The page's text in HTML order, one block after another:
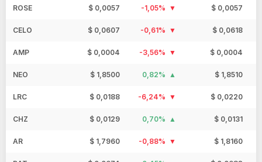
ROSE $ 0,0057 -1,05% $ 0,0057
CELO $ 0,0607 -0,61% $ 0,0618
AMP $ 0,0004 -3,56% $ 0,0004
NEO $ 1,8500 0,82% $ 1,8510
LRC $ 0,0188 -6,24% $ 0,0220
CHZ $ 0,0129 0,70% $ 0,0131
AR $ 1,7960 -0,88% $ 1,8160